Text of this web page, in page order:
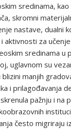
sredinama,
skromni
nastave, dualni
aktivnosti za
sredinama u
uglavnom su
manjih
i prilagođavanja
pažnju i na
često migriraju